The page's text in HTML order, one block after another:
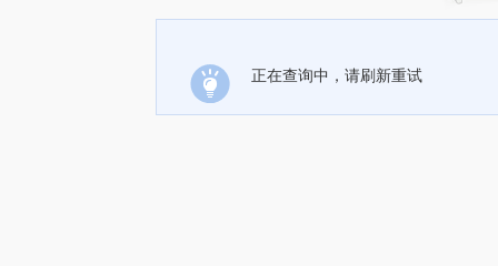
正在查询中，请刷新重试